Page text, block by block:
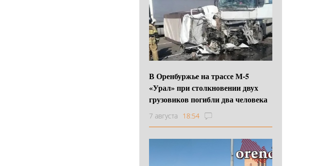
В Оренбуржье на трассе М-5
«Урал» при столкновении двух
грузовиков погибли два человека
7 августа 18:54